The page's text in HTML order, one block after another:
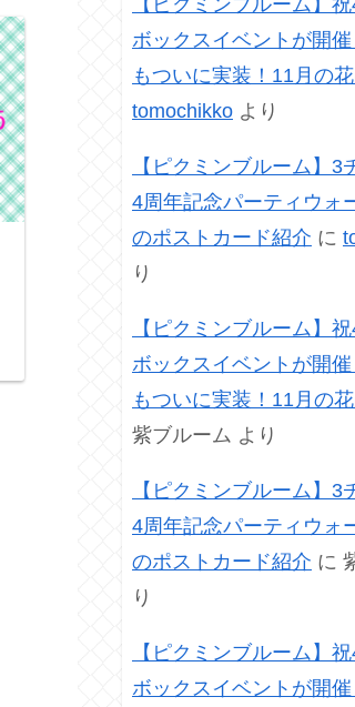
【ピクミンブルーム】
ボックスイベントが開
もついに実装！11月の
tomochikko より
【ピクミンブルーム】3
4周年記念パーティウォ
のポストカード紹介 に
り
【ピクミンブルーム】
ボックスイベントが開
もついに実装！11月の
紫ブルーム より
【ピクミンブルーム】3
4周年記念パーティウォ
のポストカード紹介 に
り
【ピクミンブルーム】
ボックスイベントが開